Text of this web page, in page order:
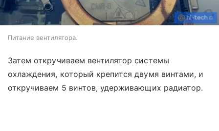
Питание вентилятора.
Затем откручиваем вентилятор системы
охлаждения, который крепится двумя винтами, и
откручиваем 5 винтов, удерживающих радиатор.